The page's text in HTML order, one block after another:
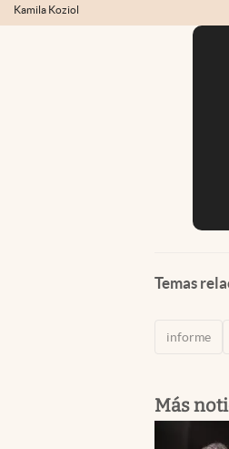
Kamila Koziol
Temas
informe
Más